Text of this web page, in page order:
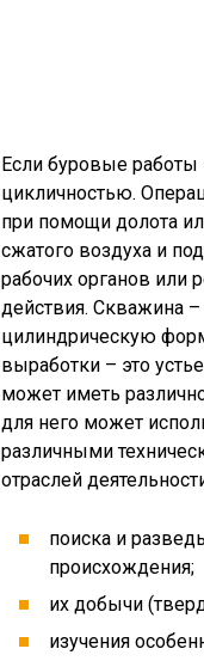
Если буровые работы
цикличностью.
при помощи долота
сжатого воздуха и
рабочих органов или
действия. Скважина –
цилиндрическую
выработки – это
может иметь
для него может
различными
отраслей
поиска и
происхождения;
их добычи
изучения